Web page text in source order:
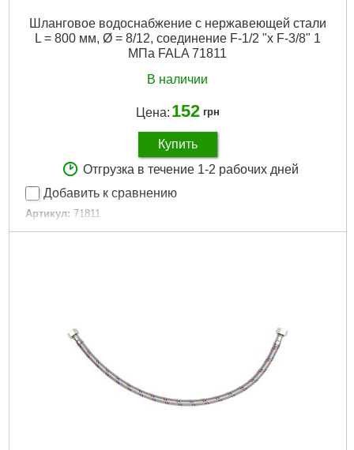
Шланговое водоснабжение с нержавеющей стали
L = 800 мм, Ø = 8/12, соединение F-1/2 "x F-3/8" 1
МПа FALA 71811
В наличии
Цена: 152 грн
Купить
Отгрузка в течение 1-2 рабочих дней
Добавить к сравнению
Артикул: 71811
Код товара: 30.57.29